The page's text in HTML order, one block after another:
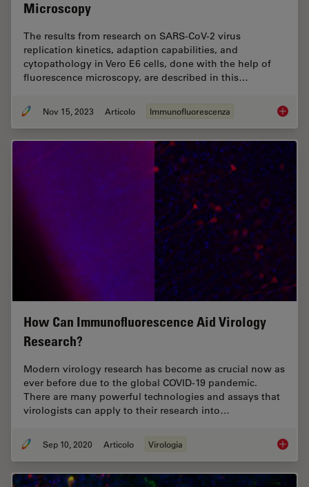
Microscopy
The results from research on SARS-CoV-2 virus
replication kinetics, adaption capabilities, and
cytopathology in Vero E6 cells, done with the help of
fluorescence microscopy, are described in this…
Nov 15, 2023 Articolo Immunofluorescenza
How Can Immunofluorescence Aid Virology
Research?
Modern virology research has become as crucial now as
ever before due to the global COVID-19 pandemic.
There are many powerful technologies and assays that
virologists can apply to their research into…
Sep 10, 2020 Articolo Virologia How